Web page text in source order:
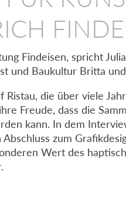
Findeisen, spricht
und Baukultur Britta
die über viele
Freude, dass die
kann. In dem
zum
Wert des